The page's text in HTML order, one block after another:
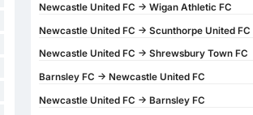
Newcastle United FC -> Wigan Athletic FC
Newcastle United FC -> Scunthorpe United FC
Newcastle United FC -> Shrewsbury Town FC
Barnsley FC -> Newcastle United FC
Newcastle United FC -> Barnsley FC